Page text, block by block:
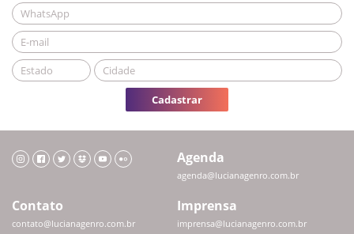
Cadastrar
Agenda
agenda@lucianagenro.com.br
Contato
contato@lucianagenro.com.br
Imprensa
imprensa@lucianagenro.com.br